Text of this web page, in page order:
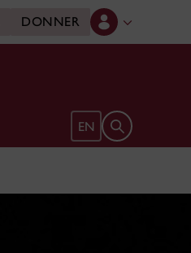
DONNER
EN Ouvrir le